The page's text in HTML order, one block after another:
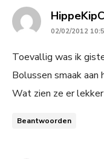
02/02/2012
Toevallig was ik
Bolussen smaak aan
Wat zien ze er
Beantwoorden